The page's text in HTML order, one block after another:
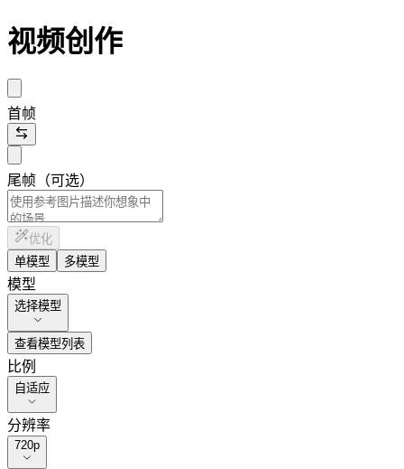
视频创作
首帧
尾帧（可选）
优化
单模型
多模型
模型
选择模型
查看模型列表
比例
自适应
分辨率
720p